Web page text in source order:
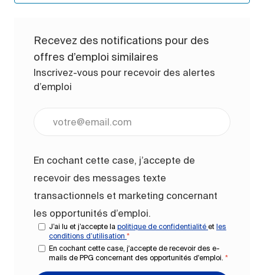
Recevez des notifications pour des
offres d’emploi similaires
Inscrivez-vous pour recevoir des alertes
d’emploi
En cochant cette case, j’accepte de
recevoir des messages texte
transactionnels et marketing concernant
les opportunités d’emploi.
J’ai lu et j’accepte la politique de confidentialité et les
conditions d’utilisation *
En cochant cette case, j'accepte de recevoir des e-
mails de PPG concernant des opportunités d'emploi. *